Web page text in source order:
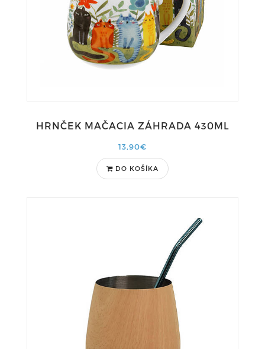
HRNČEK MAČACIA ZÁHRADA 430ML
13,90€
DO KOŠÍKA